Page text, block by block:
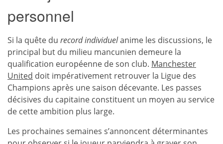
personnel
Si la quête du record individuelanime les discussions, le
principal but du milieu mancunien demeure la
qualification européenne de son club. Manchester
United doit impérativement retrouver la Ligue des
Champions après une saison décevante. Les passes
décisives du capitaine constituent un moyen au service
de cette ambition plus large.
Les prochaines semaines s’annoncent déterminantes